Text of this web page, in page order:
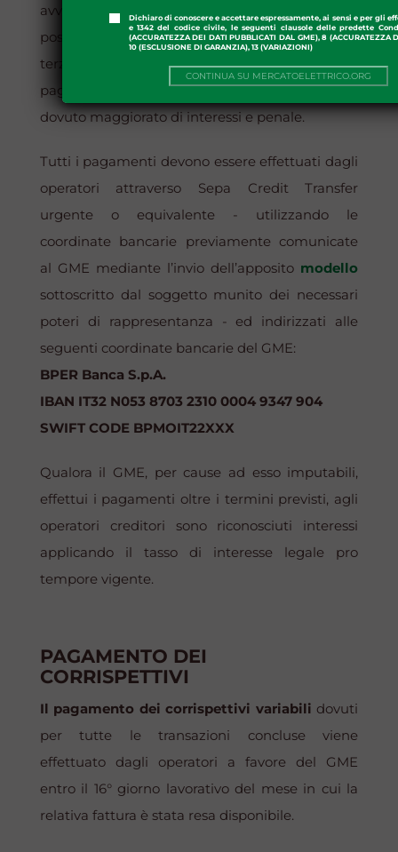
Dichiaro di conoscere e accettare espressamente, ai sensi e per gli
e 1342 del codice civile, le seguenti clausole delle predette
(ACCURATEZZA DEI DATI PUBBLICATI DAL GME), 8 (ACCURATEZZA
10 (ESCLUSIONE DI GARANZIA), 13 (VARIAZIONI)
CONTINUA SU MERCATOELETTRICO.ORG
avvenuta la comunicazione del netto a regolare,
possono far pervenire, entro le ore 16:00 del
terzo giorno lavorativo successivo alla data di
pagamento prevista, il pagamento dell’importo
dovuto maggiorato di interessi e penale.
Tutti i pagamenti devono essere effettuati dagli
operatori attraverso Sepa Credit Transfer
urgente o equivalente - utilizzando le
coordinate bancarie previamente comunicate
al GME mediante l’invio dell’apposito modello
sottoscritto dal soggetto munito dei necessari
poteri di rappresentanza - ed indirizzati alle
seguenti coordinate bancarie del GME:
BPER Banca S.p.A.
IBAN IT32 N053 8703 2310 0004 9347 904
SWIFT CODE BPMOIT22XXX
Qualora il GME, per cause ad esso imputabili,
effettui i pagamenti oltre i termini previsti, agli
operatori creditori sono riconosciuti interessi
applicando il tasso di interesse legale pro
tempore vigente.
PAGAMENTO DEI
CORRISPETTIVI
Il pagamento dei corrispettivi variabili dovuti
per tutte le transazioni concluse viene
effettuato dagli operatori a favore del GME
entro il 16° giorno lavorativo del mese in cui la
relativa fattura è stata resa disponibile.